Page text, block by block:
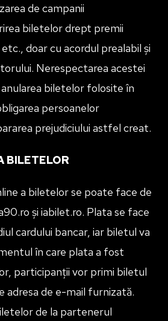
de campanii
biletelor drept premii
doar cu acordul prealabil și
Nerespectarea acestei
biletelor folosite în
persoanelor
prejudiciului astfel creat.
BILETELOR
a biletelor se poate face de
și iabilet.ro. Plata se face
cardului bancar, iar biletul va
în care plata a fost
participanții vor primi biletul
adresa de e-mail furnizată.
de la partenerul